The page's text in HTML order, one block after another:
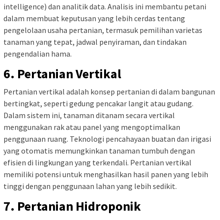
intelligence) dan analitik data. Analisis ini membantu petani
dalam membuat keputusan yang lebih cerdas tentang
pengelolaan usaha pertanian, termasuk pemilihan varietas
tanaman yang tepat, jadwal penyiraman, dan tindakan
pengendalian hama.
6. Pertanian Vertikal
Pertanian vertikal adalah konsep pertanian di dalam bangunan
bertingkat, seperti gedung pencakar langit atau gudang.
Dalam sistem ini, tanaman ditanam secara vertikal
menggunakan rak atau panel yang mengoptimalkan
penggunaan ruang. Teknologi pencahayaan buatan dan irigasi
yang otomatis memungkinkan tanaman tumbuh dengan
efisien di lingkungan yang terkendali. Pertanian vertikal
memiliki potensi untuk menghasilkan hasil panen yang lebih
tinggi dengan penggunaan lahan yang lebih sedikit.
7. Pertanian Hidroponik